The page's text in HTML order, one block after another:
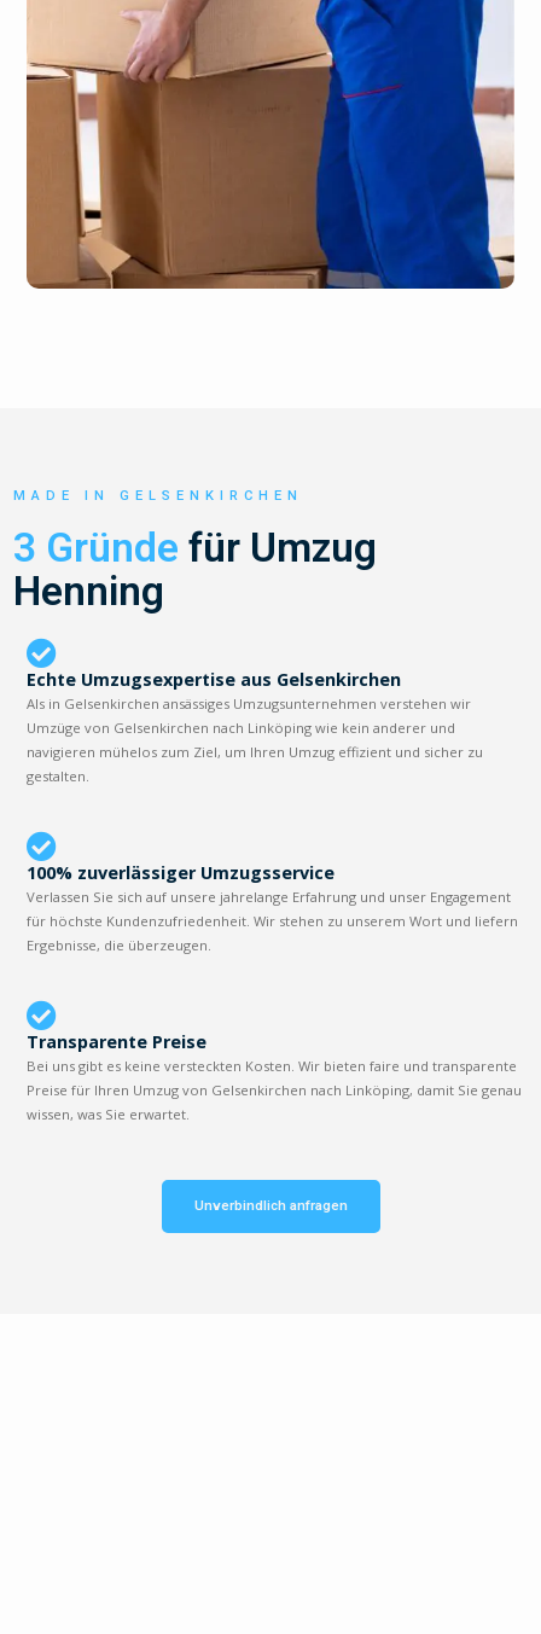
MADE IN GELSENKIRCHEN
3 Gründe für Umzug
Henning
Echte Umzugsexpertise aus Gelsenkirchen
Als in Gelsenkirchen ansässiges Umzugsunternehmen verstehen wir
Umzüge von Gelsenkirchen nach Linköping wie kein anderer und
navigieren mühelos zum Ziel, um Ihren Umzug effizient und sicher zu
gestalten.
100% zuverlässiger Umzugsservice
Verlassen Sie sich auf unsere jahrelange Erfahrung und unser Engagement
für höchste Kundenzufriedenheit. Wir stehen zu unserem Wort und liefern
Ergebnisse, die überzeugen.
Transparente Preise
Bei uns gibt es keine versteckten Kosten. Wir bieten faire und transparente
Preise für Ihren Umzug von Gelsenkirchen nach Linköping, damit Sie genau
wissen, was Sie erwartet.
Unverbindlich anfragen